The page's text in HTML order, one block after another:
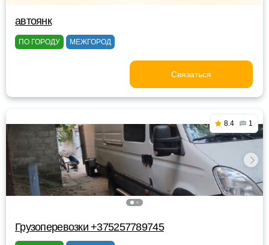
автоянк
ПО ГОРОДУ МЕЖГОРОД
Связаться
8.4 1
Грузоперевозки +375257789745